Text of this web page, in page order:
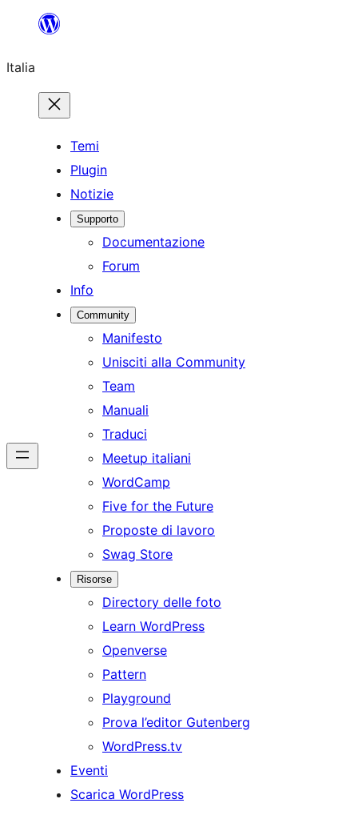
contenuto
Italia
Temi
Plugin
Notizie
Supporto
Documentazione
Forum
Info
Community
Manifesto
Unisciti alla Community
Team
Manuali
Traduci
Meetup italiani
WordCamp
Five for the Future
Proposte di lavoro
Swag Store
Risorse
Directory delle foto
Learn WordPress
Openverse
Pattern
Playground
Prova l’editor Gutenberg
WordPress.tv
Eventi
Scarica WordPress